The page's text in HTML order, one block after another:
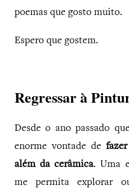
poemas que gosto muito.
Espero que gostem.
Regressar à
Desde o ano passado
enorme vontade de
além da cerâmica. Uma
me permita explorar